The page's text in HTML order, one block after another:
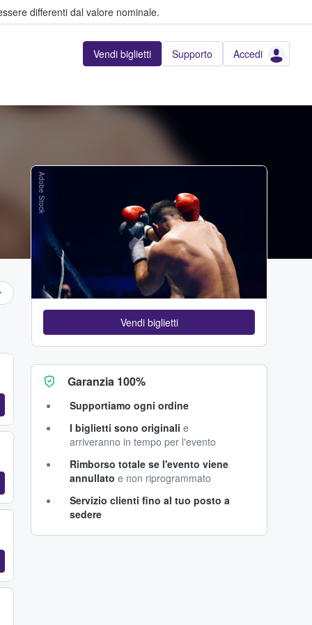
differenti dal valore nominale.
Vendi biglietti Supporto Accedi
Adobe Stock
Vendi biglietti
Garanzia 100%
Supportiamo ogni ordine
I biglietti sono originali e
arriveranno in tempo per l'evento
Rimborso totale se l'evento viene
annullato e non riprogrammato
Servizio clienti fino al tuo posto a
sedere